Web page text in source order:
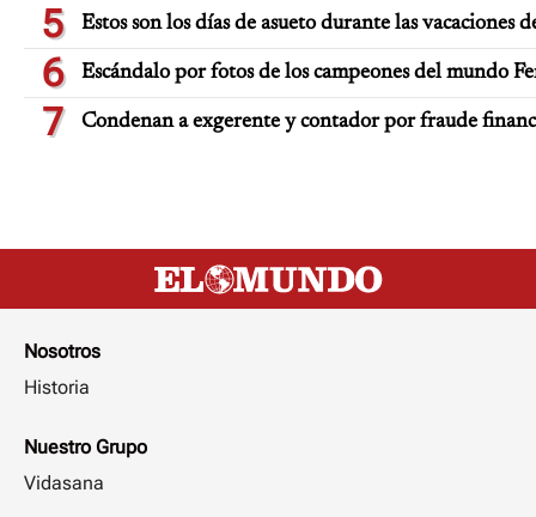
5 Estos son los días de asueto durante las vacaciones
6 Escándalo por fotos de los campeones del mundo
7 Condenan a exgerente y contador por fraude
Nosotros
Historia
Nuestro Grupo
Vidasana